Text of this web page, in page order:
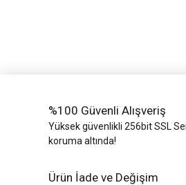
%100 Güvenli Alışveriş
Yüksek güvenlikli 256bit SSL
koruma altında!
Ürün İade ve Değişim